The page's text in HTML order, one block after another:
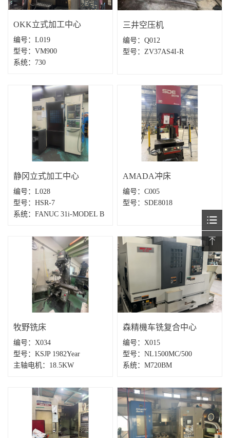
OKK立式加工中心
​编号：L019
型号：VM900
系统：730
三井空压机‌
编号：Q012
型号‌：ZV37AS4I-R
静冈立式加工中心
编号：L028
型号：HSR-7
系统：FANUC 31i-MODEL B
AMADA冲床
编号：C005
型号：SDE8018
牧野铣床
编号：X034
型号：KSJP 1982Year
主轴电机：18.5KW
森精機车铣复合中心
编号：X015
型号：NL1500MC/500
系统：M720BM